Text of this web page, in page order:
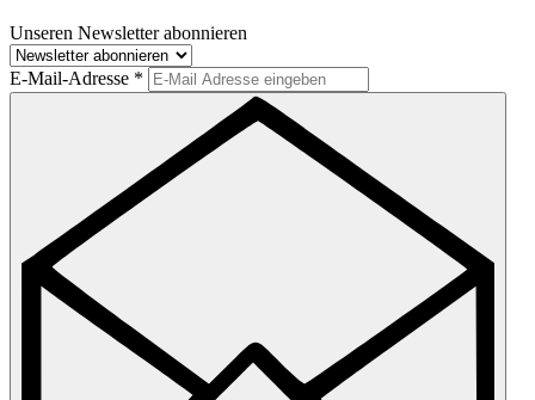
Unseren Newsletter abonnieren
E-Mail-Adresse *